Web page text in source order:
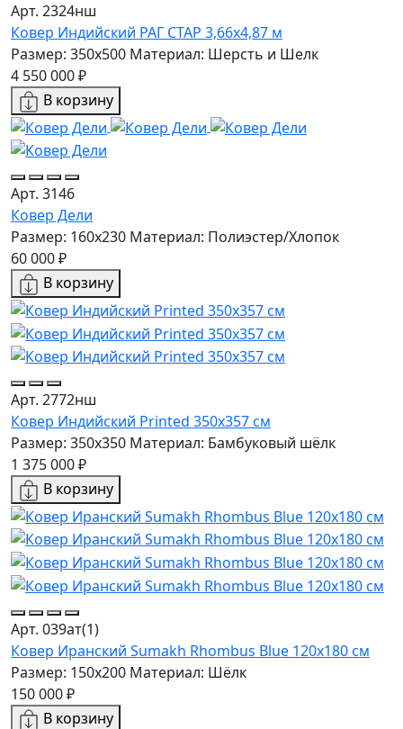
Арт. 2324нш
Ковер Индийский РАГ СТАР 3,66x4,87 м
Размер: 350x500 Материал: Шерсть и Шелк
4 550 000 ₽
В корзину
Арт. 3146
Ковер Дели
Размер: 160х230 Материал: Полиэстер/Хлопок
60 000 ₽
В корзину
Арт. 2772нш
Ковер Индийский Printed 350x357 см
Размер: 350x350 Материал: Бамбуковый шёлк
1 375 000 ₽
В корзину
Арт. 039ат(1)
Ковер Иранский Sumakh Rhombus Blue 120x180 см
Размер: 150x200 Материал: Шёлк
150 000 ₽
В корзину